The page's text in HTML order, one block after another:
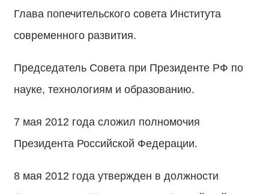
Глава попечительского совета Института
современного развития.
Председатель Совета при Президенте РФ по
науке, технологиям и образованию.
7 мая 2012 года сложил полномочия
Президента Российской Федерации.
8 мая 2012 года утвержден в должности